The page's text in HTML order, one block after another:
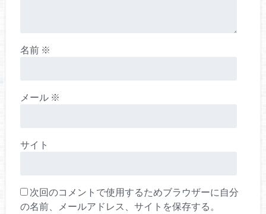
名前 ※
メール ※
サイト
次回のコメントで使用するためブラウザーに自分
の名前、メールアドレス、サイトを保存する。